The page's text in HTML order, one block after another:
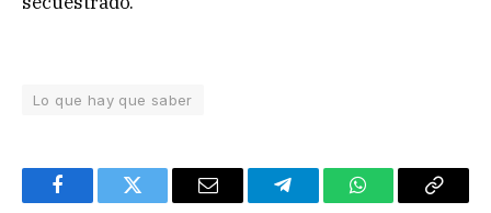
Lo que hay que saber
FacebookTwitter Email TelegramWhatsAppCopy